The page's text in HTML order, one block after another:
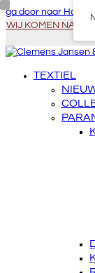
ga door naar
WIJ KOMEN NAAR
TEXTIEL